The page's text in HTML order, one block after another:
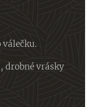
drobné vrásky